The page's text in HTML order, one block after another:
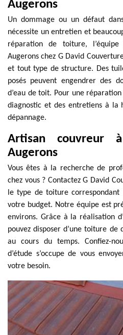
Augerons
Un dommage ou un défaut
nécessite un entretien et
réparation de toiture,
Augerons chez G David
et tout type de structure. Des
posés peuvent engendrer des
d’eau de toit. Pour une
diagnostic et des entretiens à la
dépannage.
Artisan couvreur
Augerons
Vous êtes à la recherche de
chez vous ? Contactez G David
le type de toiture
votre budget. Notre équipe est
environs. Grâce à la réalisation
pouvez disposer d’une toiture
au cours du temps. Confiez-
d’étude s’occupe de vous
votre besoin.